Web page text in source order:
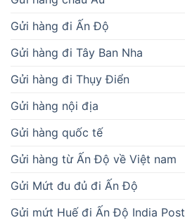
Gửi hàng đi Ấn Độ
Gửi hàng đi Tây Ban Nha
Gửi hàng đi Thụy Điển
Gửi hàng nội địa
Gửi hàng quốc tế
Gửi hàng từ Ấn Độ về Việt nam
Gửi Mứt đu đủ đi Ấn Độ
Gửi mứt Huế đi Ấn Độ India Post